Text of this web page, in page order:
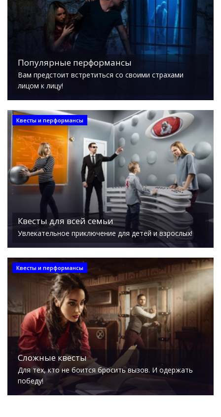
Популярные перформансы
Вам предстоит встретиться со своими страхами
лицом к лицу!
Квесты и перформансы
Квесты для всей семьи
Увлекательное приключение для детей и взрослых!
Квесты и перформансы
Сложные квесты
Для тех, кто не боится бросить вызов. И одержать
победу!